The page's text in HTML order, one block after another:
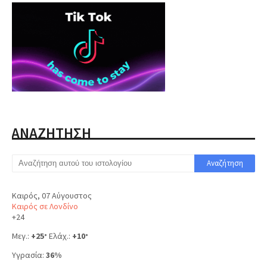
ΑΝΑΖΗΤΗΣΗ
Καιρός, 07 Αύγουστος
Καιρός σε Λονδίνο
+24
Μεγ.: +25° Ελάχ.: +10°
Υγρασία: 36%